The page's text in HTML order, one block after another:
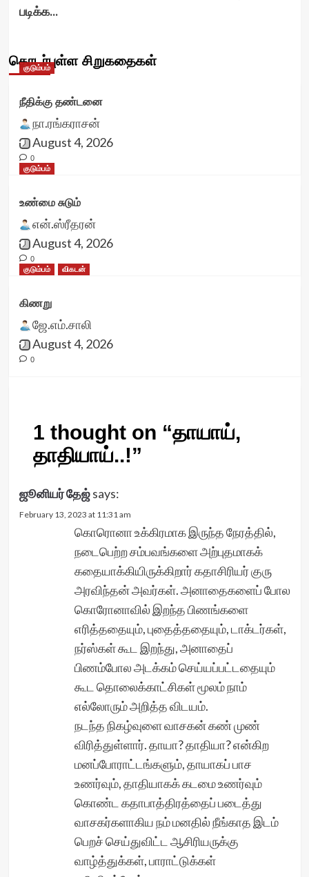
படிக்க...
தொடர்புள்ள சிறுகதைகள்
குடும்பம்
நீதிக்கு தண்டனை
நா.ரங்கராசன்
August 4, 2026
0
குடும்பம்
உண்மை சுடும்
என்.ஸ்ரீதரன்
August 4, 2026
0
குடும்பம்
விகடன்
கிணறு
ஜே.எம்.சாலி
August 4, 2026
0
1 thought on “தாயாய்,
தாதியாய்..!”
ஜூனியர் தேஜ் says:
February 13, 2023 at 11:31 am
கொரொனா உக்கிரமாக இருந்த நேரத்தில்,
நடைபெற்ற சம்பவங்களை அற்புதமாகக்
கதையாக்கியிருக்கிறார் கதாசிரியர் குரு
அரவிந்தன் அவர்கள். அனாதைகளைப் போல
கொரோனாவில் இறந்த பிணங்களை
எரித்ததையும், புதைத்ததையும், டாக்டர்கள்,
நர்ஸ்கள் கூட இறந்து, அனாதைப்
பிணம்போல அடக்கம் செய்யப்பட்டதையும்
கூட தொலைக்காட்சிகள் மூலம் நாம்
எல்லோரும் அறித்த விடயம்.
நடந்த நிகழ்வுளை வாசகன் கண் முண்
விரித்துள்ளார். தாயா? தாதியா? என்கிற
மனப்போராட்டங்களும், தாயாகப் பாச
உணர்வும், தாதியாகக் கடமை உணர்வும்
கொண்ட கதாபாத்திரத்தைப் படைத்து
வாசகர்களாகிய நம் மனதில் நீங்காத இடம்
பெறச் செய்துவிட்ட ஆசிரியருக்கு
வாழ்த்துக்கள், பாராட்டுக்கள்